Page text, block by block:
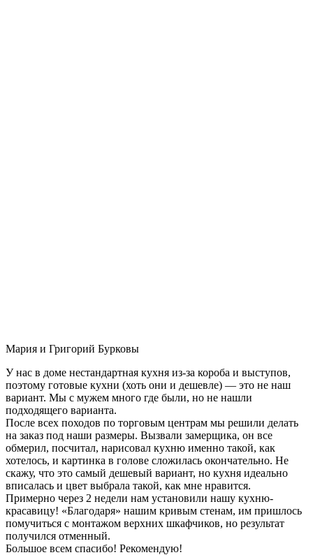
Мария и Григорий Бурковы
У нас в доме нестандартная кухня из-за короба и выступов,
поэтому готовые кухни (хоть они и дешевле) — это не наш
вариант. Мы с мужем много где были, но не нашли
подходящего варианта.
После всех походов по торговым центрам мы решили делать
на заказ под наши размеры. Вызвали замерщика, он все
обмерил, посчитал, нарисовал кухню именно такой, как
хотелось, и картинка в голове сложилась окончательно. Не
скажу, что это самый дешевый вариант, но кухня идеально
вписалась и цвет выбрала такой, как мне нравится.
Примерно через 2 недели нам установили нашу кухню-
красавицу! «Благодаря» нашим кривым стенам, им пришлось
помучиться с монтажом верхних шкафчиков, но результат
получился отменный.
Большое всем спасибо! Рекомендую!